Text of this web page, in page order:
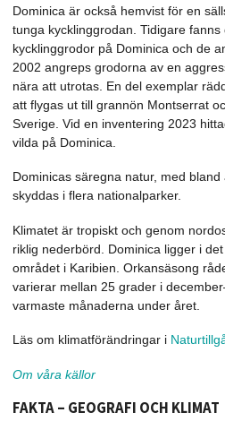
Dominica är också hemvist för en
tunga kycklinggrodan. Tidigare fanns
kycklinggrodor på Dominica och de
2002 angreps grodorna av en
nära att utrotas. En del exemplar
att flygas ut till grannön Montserrat
Sverige. Vid en inventering 2023
vilda på Dominica.
Dominicas säregna natur, med bland
skyddas i flera nationalparker.
Klimatet är tropiskt och genom
riklig nederbörd. Dominica ligger i
området i Karibien. Orkansäsong
varierar mellan 25 grader i
varmaste månaderna under året.
Läs om klimatförändringar i
Om våra källor
FAKTA – GEOGRAFI OCH KLIMAT